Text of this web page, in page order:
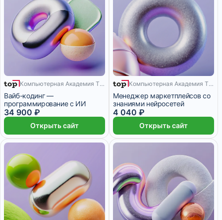
Компьютерная Академия TOP
Вайб-кодинг —
программирование с ИИ
34 900 ₽
Открыть сайт
4 месяца Компьютерная Академия TOP
Менеджер маркетплейсов со
знаниями нейросетей
4 040 ₽
Открыть сайт